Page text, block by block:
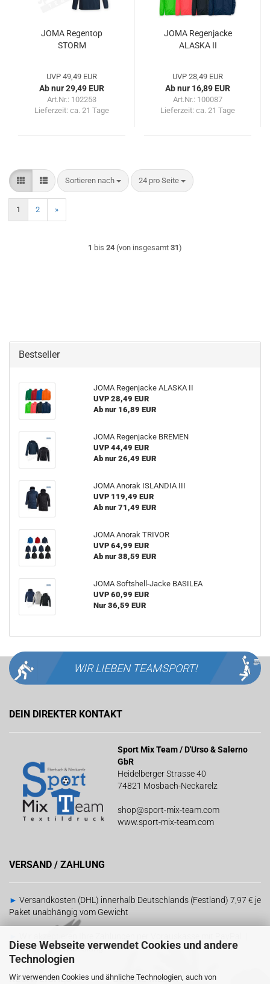
Diese Webseite verwendet Cookies und andere
Technologien
Wir verwenden Cookies und ähnliche Technologien, auch von
JOMA Regentop
STORM
UVP 49,49 EUR
Ab nur 29,49 EUR
Art.Nr.: 102253
Lieferzeit: ca. 21 Tage
JOMA Regenjacke
ALASKA II
UVP 28,49 EUR
Ab nur 16,89 EUR
Art.Nr.: 100087
Lieferzeit: ca. 21 Tage
Sortieren nach
Sortieren nach 24 pro Seite
pro Seite
1 2 »
1 bis 24 (von insgesamt 31)
Bestseller
JOMA Regenjacke ALASKA II
UVP 28,49 EUR
Ab nur 16,89 EUR
JOMA Regenjacke BREMEN
UVP 44,49 EUR
Ab nur 26,49 EUR
JOMA Anorak ISLANDIA III
UVP 119,49 EUR
Ab nur 71,49 EUR
JOMA Anorak TRIVOR
UVP 64,99 EUR
Ab nur 38,59 EUR
JOMA Softshell-Jacke BASILEA
UVP 60,99 EUR
Nur 36,59 EUR
WIR LIEBEN TEAMSPORT!
DEIN DIREKTER KONTAKT
Sport Mix Team / D'Urso & Salerno
GbR
Heidelberger Strasse 40
74821 Mosbach-Neckarelz
shop@sport-mix-team.com
www.sport-mix-team.com
VERSAND / ZAHLUNG
► Versandkosten (DHL) innerhalb Deutschlands (Festland) 7,97 € je
Paket unabhängig vom Gewicht
Barzahlung bei Abholung
RECHTLICHES SOCIAL MEDIA